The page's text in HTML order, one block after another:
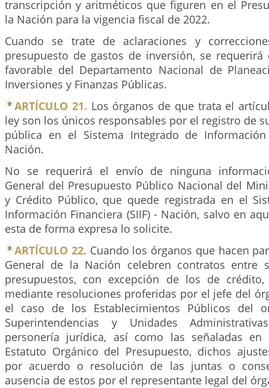
transcripción y aritméticos que figuren en el
la Nación para la vigencia fiscal de 2022.
Cuando se trate de aclaraciones y
presupuesto de gastos de inversión, se
favorable del Departamento Nacional de
Inversiones y Finanzas Públicas.
ARTÍCULO 21. Los órganos de que trata el
ley son los únicos responsables por el registro de
pública en el Sistema Integrado de Información
Nación.
No se requerirá el envío de ninguna
General del Presupuesto Público Nacional del
y Crédito Público, que quede registrada en el
Información Financiera (SIIF) - Nación, salvo en
esta de forma expresa lo solicite.
ARTÍCULO 22. Cuando los órganos que hacen
General de la Nación celebren contratos entre
presupuestos, con excepción de los de
mediante resoluciones proferidas por el jefe del
el caso de los Establecimientos Públicos del
Superintendencias y Unidades
personería jurídica, así como las señaladas
Estatuto Orgánico del Presupuesto, dichos
por acuerdo o resolución de las juntas o
ausencia de estos por el representante legal del